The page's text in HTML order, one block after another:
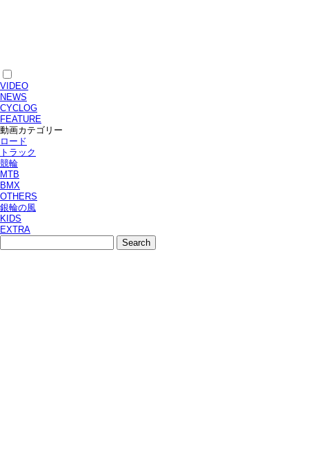
VIDEO
NEWS
CYCLOG
FEATURE
動画カテゴリー
ロード
トラック
競輪
MTB
BMX
OTHERS
銀輪の風
KIDS
EXTRA